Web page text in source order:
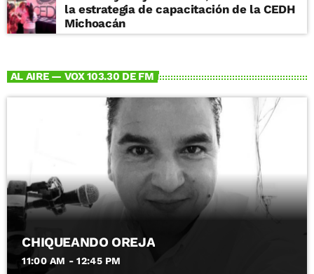
la estrategia de capacitación de la CEDH
Michoacán
AL AIRE — VOX 103.30 DE FM
CHIQUEANDO OREJA
11:00 AM - 12:45 PM